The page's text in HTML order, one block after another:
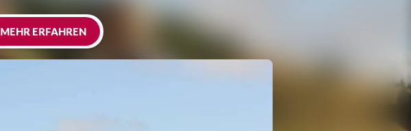
MEHR ERFAHREN